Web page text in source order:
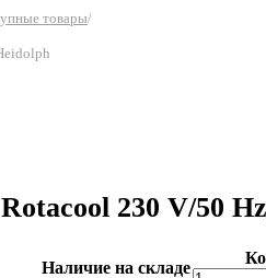
товары/
230 V/50
Наличие на складе